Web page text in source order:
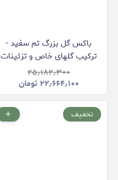
باکس گل بزرگ تم سفید -
ترکیب گلهای خاص و تزئینات
ویژه
۲۵٫۱۸۲٫۳۰۰
۲۲٫۶۶۴٫۱۰۰ تومان
تخفیف